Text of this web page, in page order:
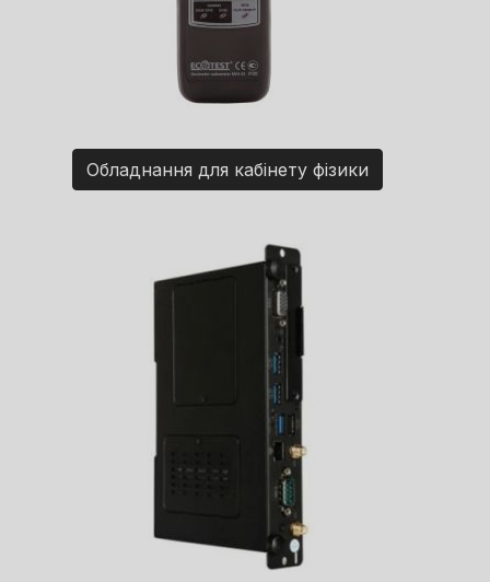
Обладнання для кабінету фізики